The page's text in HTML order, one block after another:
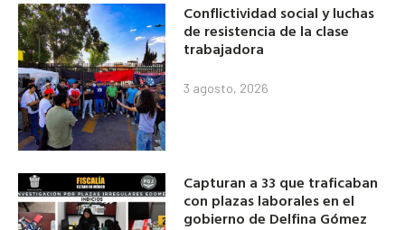
Conflictividad social y luchas
de resistencia de la clase
trabajadora
3 agosto, 2026
Capturan a 33 que traficaban
con plazas laborales en el
gobierno de Delfina Gómez